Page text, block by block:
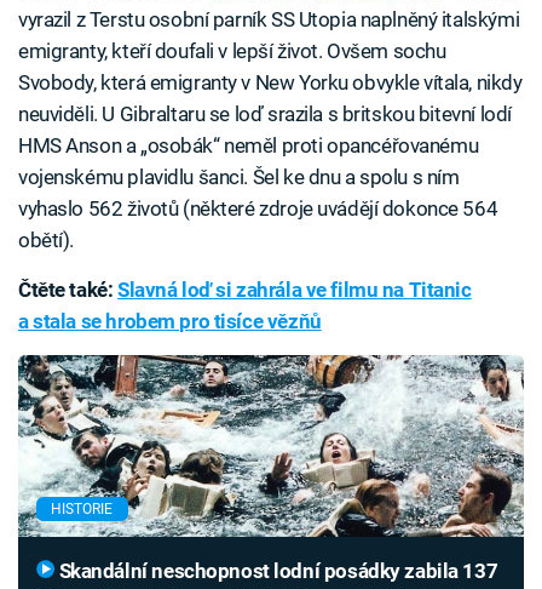
vyrazil z Terstu osobní parník SS Utopia naplněný italskými
emigranty, kteří doufali v lepší život. Ovšem sochu
Svobody, která emigranty v New Yorku obvykle vítala, nikdy
neuviděli. U Gibraltaru se loď srazila s britskou bitevní lodí
HMS Anson a „osobák“ neměl proti opancéřovanému
vojenskému plavidlu šanci. Šel ke dnu a spolu s ním
vyhaslo 562 životů (některé zdroje uvádějí dokonce 564
obětí).
Čtěte také: Slavná loď si zahrála ve filmu na Titanic
a stala se hrobem pro tisíce vězňů
HISTORIE